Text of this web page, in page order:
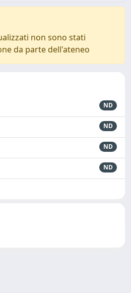
non sono stati
da parte dell'ateneo
ND
ND
ND
ND